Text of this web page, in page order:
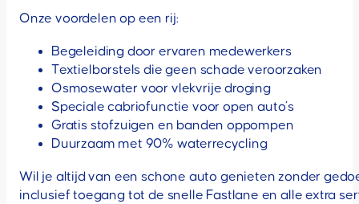
Onze voordelen op een rij:
Begeleiding door ervaren medewerkers
Textielborstels die geen schade veroorzaken
Osmosewater voor vlekvrije droging
Speciale cabriofunctie voor open auto’s
Gratis stofzuigen en banden oppompen
Duurzaam met 90% waterrecycling
Wil je altijd van een schone auto genieten zonder
inclusief toegang tot de snelle Fastlane en alle extra